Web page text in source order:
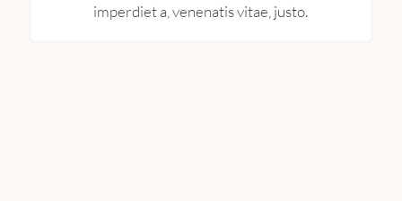
imperdiet a, venenatis vitae, justo.